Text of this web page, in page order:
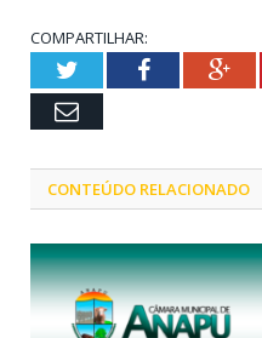
COMPARTILHAR:
TwitterFacebook
Email
CONTEÚDO RELACIONADO